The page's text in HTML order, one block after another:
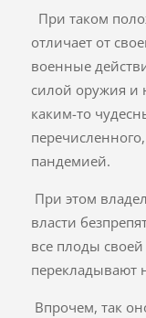
При таком
отличает от
военные
силой оружия и
каким-то
пандемией.
При этом
власти
все плоды
перекладывают
Впрочем, так